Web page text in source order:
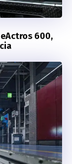
600,